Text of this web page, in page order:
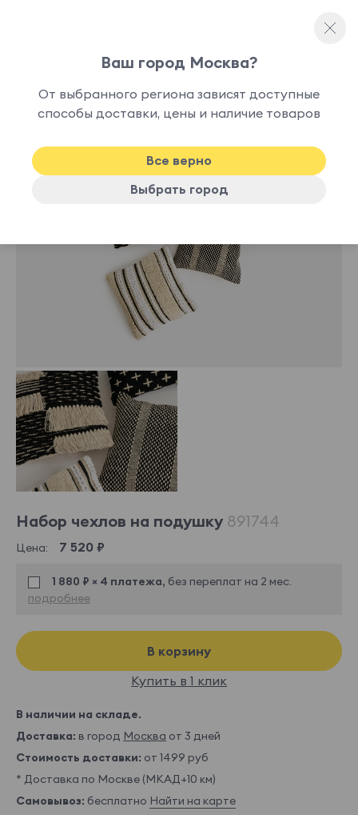
наличии
Набор чехлов на подушку 891744
Цена: 7 520 ₽
1 880 ₽ × 4 платежа, без переплат на 2 мес.
подробнее
В корзину
Купить в 1 клик
В наличии на складе.
Доставка: в город Москва от 3 дней
Стоимость доставки: от 1499 руб
* Доставка по Москве (МКАД+10 км)
Самовывоз: бесплатно Найти на карте
Ваш город Москва?
От выбранного региона зависят доступные
способы доставки, цены и наличие товаров
Все верно
Выбрать город